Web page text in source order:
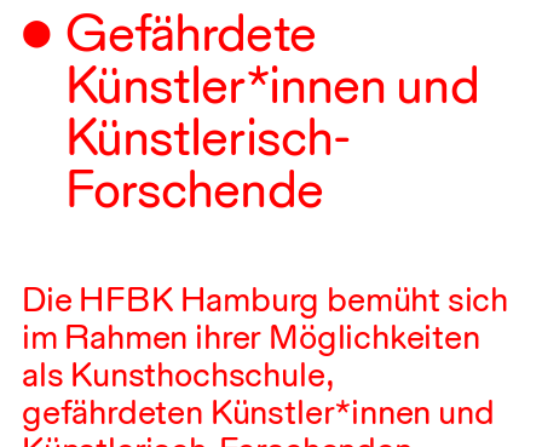
Gefährdete
Künstler*innen und
Künstlerisch-
Forschende
Die HFBK Hamburg bemüht sich
im Rahmen ihrer Möglichkeiten
als Kunsthochschule,
gefährdeten Künstler*innen und